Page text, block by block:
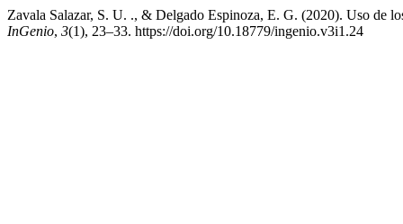
Zavala Salazar, S. U. ., & Delgado Espinoza, E. G. (2020). Uso de
InGenio, 3(1), 23–33. https://doi.org/10.18779/ingenio.v3i1.24